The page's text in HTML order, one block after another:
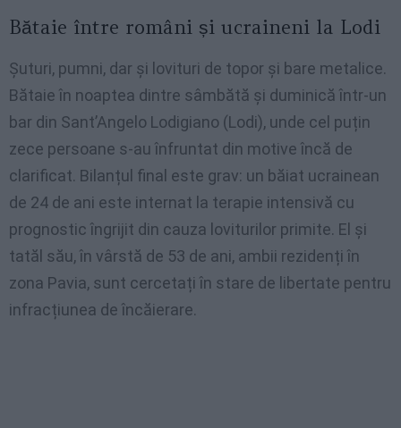
Bătaie între români și ucraineni la Lodi
Șuturi, pumni, dar și lovituri de topor și bare metalice.
Bătaie în noaptea dintre sâmbătă și duminică într-un
bar din Sant’Angelo Lodigiano (Lodi), unde cel puțin
zece persoane s-au înfruntat din motive încă de
clarificat. Bilanțul final este grav: un băiat ucrainean
de 24 de ani este internat la terapie intensivă cu
prognostic îngrijit din cauza loviturilor primite. El și
tatăl său, în vârstă de 53 de ani, ambii rezidenți în
zona Pavia, sunt cercetați în stare de libertate pentru
infracțiunea de încăierare.